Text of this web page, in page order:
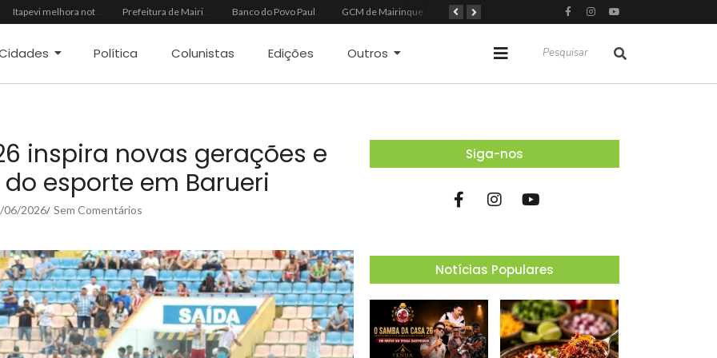
Política Colunistas Edições Outros
inspira novas gerações e
esporte em Barueri
06/2026/ Sem Comentários
Siga-nos
Notícias Populares